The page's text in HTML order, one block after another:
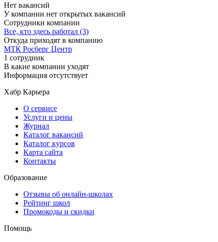
Нет вакансий
У компании нет открытых вакансий
Сотрудники компании
Все, кто здесь работал (3)
Откуда приходят в компанию
МТК Росберг Центр
1 сотрудник
В какие компании уходят
Информация отсутствует
Хабр Карьера
О сервисе
Услуги и цены
Журнал
Каталог вакансий
Каталог курсов
Карта сайта
Контакты
Образование
Отзывы об онлайн-школах
Рейтинг школ
Промокоды и скидки
Помощь